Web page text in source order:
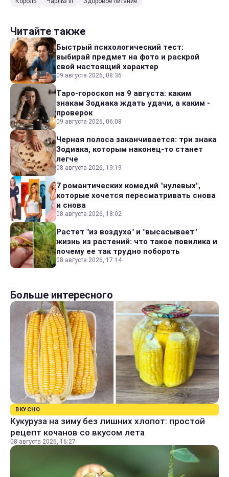
Читайте также
Быстрый психологический тест:
выбирай предмет на фото и раскрой
свой настоящий характер
09 августа 2026, 08:36
Таро-гороскоп на 9 августа: каким
знакам Зодиака ждать удачи, а каким -
проверок
09 августа 2026, 06:08
Черная полоса заканчивается: три знака
Зодиака, которым наконец-то станет
легче
08 августа 2026, 19:19
7 романтических комедий "нулевых",
которые хочется пересматривать снова
и снова
08 августа 2026, 18:02
Растет "из воздуха" и "высасывает"
жизнь из растений: что такое повилика и
почему ее так трудно побороть
08 августа 2026, 17:14
Больше интересного
ВКУСНО
Кукуруза на зиму без лишних хлопот: простой
рецепт кочанов со вкусом лета
08 августа 2026, 16:27